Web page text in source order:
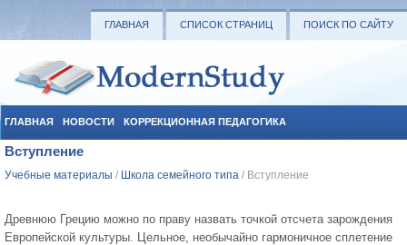
ГЛАВНАЯ СПИСОК СТРАНИЦ ПОИСК ПО САЙТУ
ГЛАВНАЯ НОВОСТИ КОРРЕКЦИОННАЯ ПЕДАГОГИКА
СОЦИАЛЬНАЯ ПЕДАГОГИКА
Вступление
Учебные материалы / Школа семейного типа / Вступление
Древнюю Грецию можно по праву назвать точкой отсчета зарождения
Европейской культуры. Цельное, необычайно гармоничное сплетение